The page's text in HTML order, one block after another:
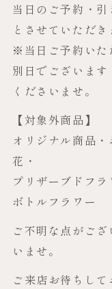
当日のご予約・
とさせていただき
※当日ご予約いた
別日でございま
くださいませ。
【対象外商品】
オリジナル商品
花・
プリザーブドフ
ボトルフラワー
ご不明な点がご
いませ。
ご来店お待ちし